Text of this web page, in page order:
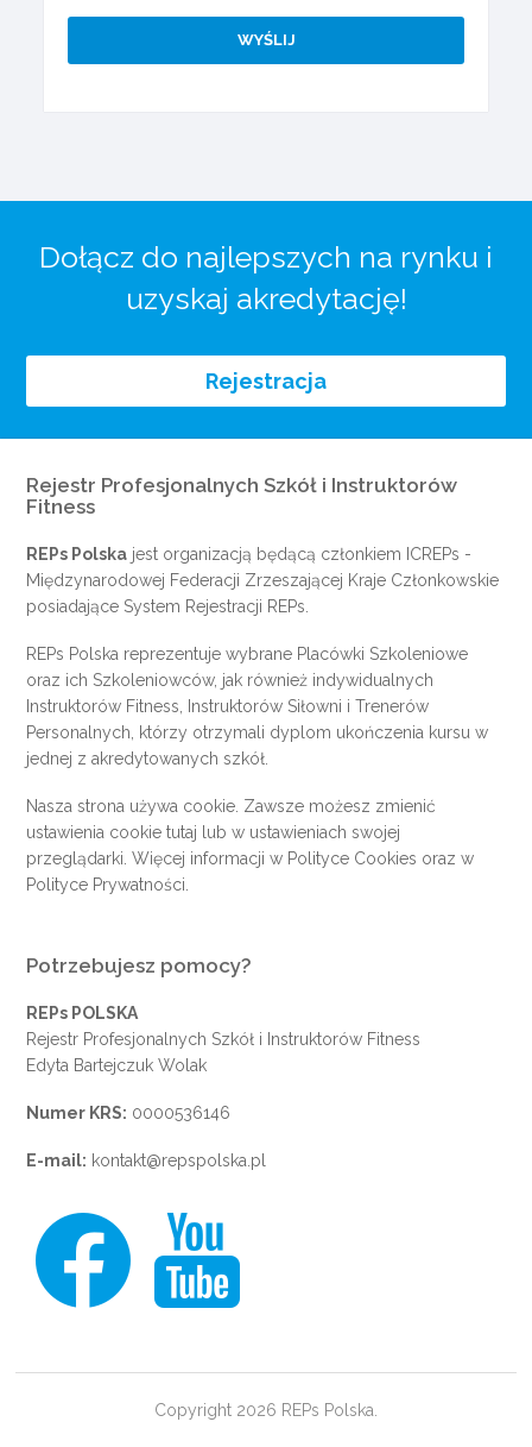
Dołącz do najlepszych na rynku i
uzyskaj akredytację!
Rejestracja
Rejestr Profesjonalnych Szkół i Instruktorów
Fitness
REPs Polska jest organizacją będącą członkiem ICREPs -
Międzynarodowej Federacji Zrzeszającej Kraje Członkowskie
posiadające System Rejestracji REPs.
REPs Polska reprezentuje wybrane Placówki Szkoleniowe
oraz ich Szkoleniowców, jak również indywidualnych
Instruktorów Fitness, Instruktorów Siłowni i Trenerów
Personalnych, którzy otrzymali dyplom ukończenia kursu w
jednej z akredytowanych szkół.
Nasza strona używa cookie. Zawsze możesz zmienić
ustawienia cookietutaj lub w ustawieniach swojej
przeglądarki. Więcej informacji w Polityce Cookies oraz w
Polityce Prywatności.
Potrzebujesz pomocy?
REPs POLSKA
Rejestr Profesjonalnych Szkół i Instruktorów Fitness
Edyta Bartejczuk Wolak
Numer KRS: 0000536146
E-mail: kontakt@repspolska.pl
Copyright 2026 REPs Polska.